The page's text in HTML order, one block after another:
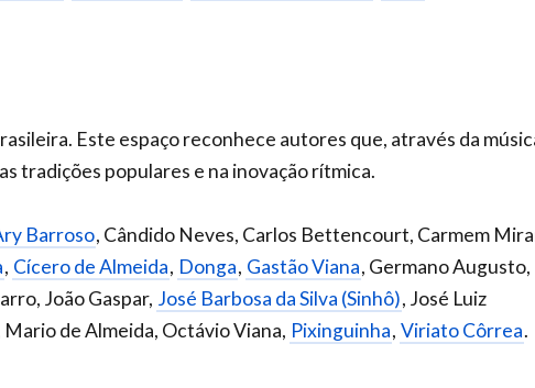
Este espaço reconhece autores que, através da
tradições populares e na inovação rítmica.
Barroso, Cândido Neves, Carlos Bettencourt, Carmem
, Cícero de Almeida, Donga, Gastão Viana, Germano Augusto,
João Gaspar, José Barbosa da Silva (Sinhô), José Luiz
de Almeida, Octávio Viana, Pixinguinha, Viriato Côrrea.